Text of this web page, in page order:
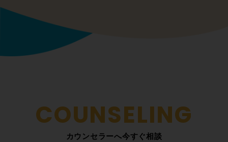
カウンセラーへ今すぐ相談